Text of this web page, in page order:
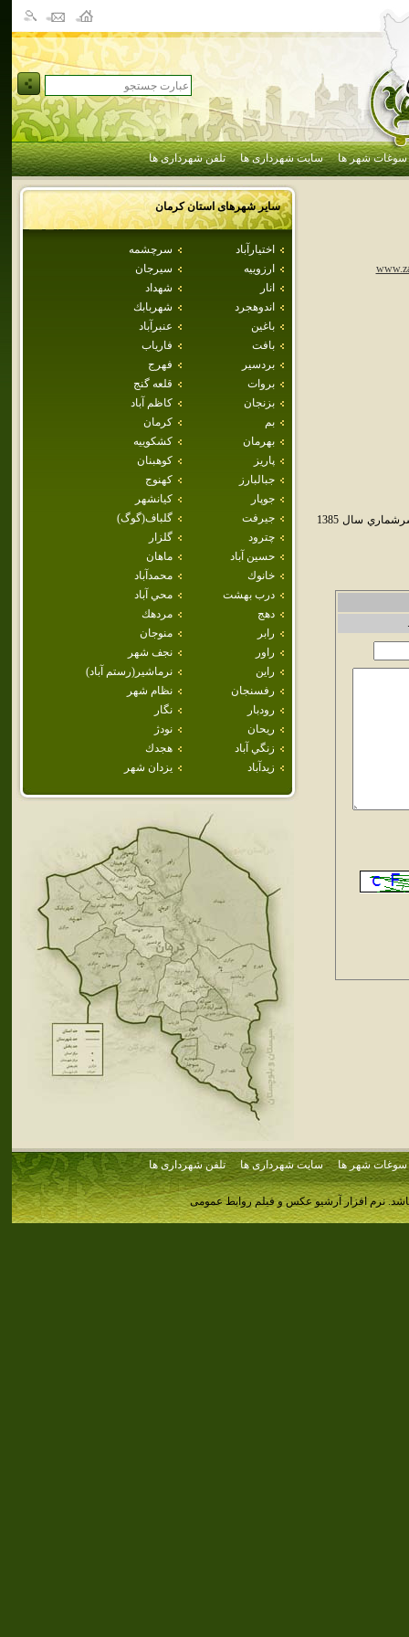
سوغات شهر ها سایت شهرداری ها تلفن شهرداری ها
سایر شهرهای استانكرمان
اختيارآباد
سرچشمه
ارزوييه
سيرجان
انار
شهداد
اندوهجرد
شهربابك
باغين
عنبرآباد
بافت
فارياب
بردسير
فهرج
بروات
قلعه گنج
بزنجان
كاظم آباد
بم
كرمان
بهرمان
كشكوييه
پاريز
كوهبنان
جبالبارز
كهنوج
جوپار
كيانشهر
جيرفت
گلباف(گوگ)
چترود
گلزار
حسين آباد
ماهان
خانوك
محمدآباد
درب بهشت
محي آباد
دهج
مردهك
رابر
منوجان
راور
نجف شهر
راين
نرماشير(رستم آباد)
رفسنجان
نظام شهر
رودبار
نگار
ريحان
نودژ
زنگي آباد
هجدك
زيدآباد
يزدان شهر
زرند از شهرهاي استان کرمان است.اين شهر مرکز شهرستان زرند است.جمعيت شهر زرند بنا بر سرشماري سال 1385
سوغات شهر ها سایت شهرداری ها تلفن شهرداری ها
نرم افزار آرشیو عکس و فیلم روابط عمومی